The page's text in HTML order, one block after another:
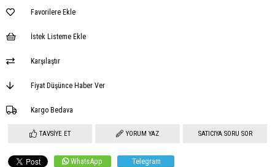
Favorilere Ekle
İstek Listeme Ekle
Karşılaştır
Fiyat Düşünce Haber Ver
Kargo Bedava
TAVSIYE ET YORUM YAZ SATICIYA SORU SOR
WhatsApp Telegram